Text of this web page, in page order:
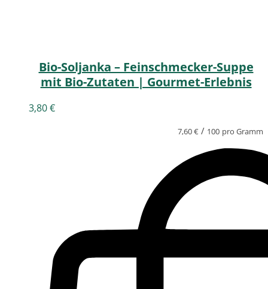
Bio-Soljanka – Feinschmecker-Suppe
mit Bio-Zutaten | Gourmet-Erlebnis
3,80€
7,60€ / 100 pro Gramm